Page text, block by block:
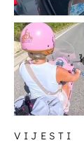
VIJESTI